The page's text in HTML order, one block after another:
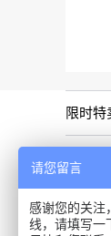
限时特
咨询专线
请您留言
感谢您的关注
线，请填写一